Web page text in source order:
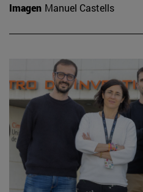
Imagen Manuel Castells